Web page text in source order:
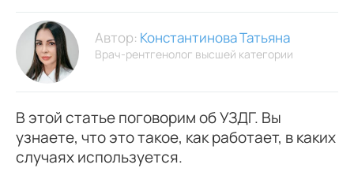
Автор: Константинова Татьяна
Врач-рентгенолог высшей категории
В этой статье поговорим об УЗДГ. Вы
узнаете, что это такое, как работает, в каких
случаях используется.